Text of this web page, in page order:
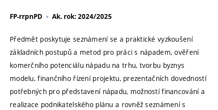
FP-rrpnPD Ak. rok: 2024/2025
Předmět poskytuje seznámení se a praktické vyzkoušení
základních postupů a metod pro práci s nápadem, ověření
komerčního potenciálu nápadu na trhu, tvorbu byznys
modelu, finančního řízení projektu, prezentačních dovedností
potřebných pro představení nápadu, možností financování a
realizace podnikatelského plánu a rovněž seznámení s